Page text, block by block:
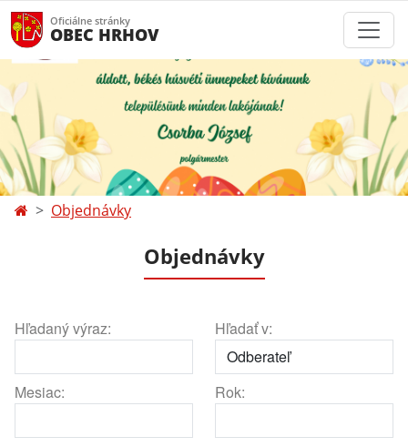
Oficiálne stránky
OBEC HRHOV
Objednávky
Objednávky
Hľadaný výraz: Hľadať v:
Mesiac: Rok: